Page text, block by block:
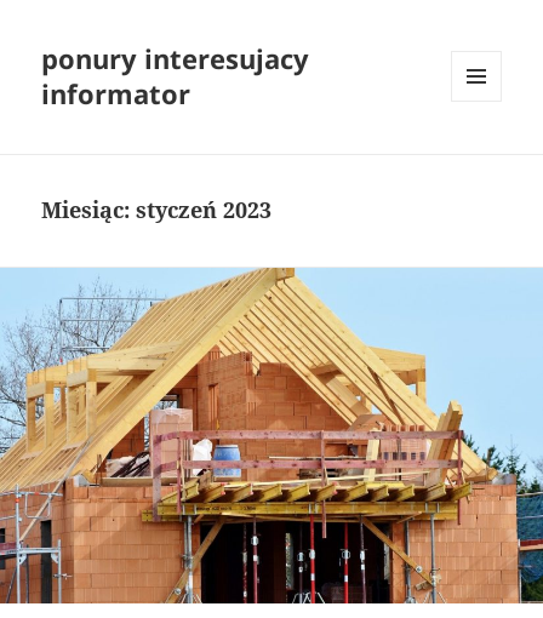
ponury interesujacy
informator
Miesiąc:styczeń 2023